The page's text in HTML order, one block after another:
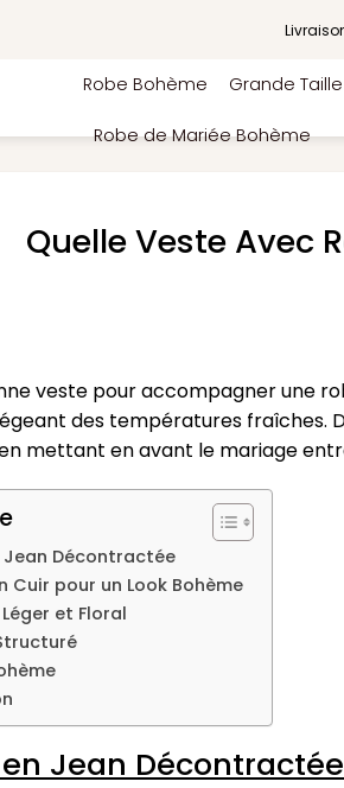
Robe Bohème Grande Taille
Robe de Mariée Bohème
Quelle Veste Avec
veste pour accompagner une
des températures fraîches.
mettant en avant le mariage
Jean Décontractée
Cuir pour un Look Bohème
et Floral
en Jean Décontractée